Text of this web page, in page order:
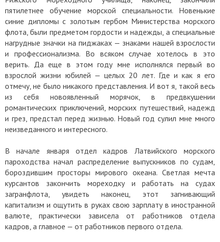
пятилетнее обучение морской специальности. Новенькие
синие дипломы с золотым гербом Министерства морского
флота, были предметом гордости и надежды, а специальные
нагрудные значки на пиджаках — знаками нашей взрослости
и профессионализма. Во всяком случае хотелось в это
верить. Да еще в этом году мне исполнялся первый во
взрослой жизни юбилей — целых 20 лет. Где и как я его
отмечу, не было никакого представления. И вот я, такой весь
из себя новоявленный морячок, в предвкушении
романтических приключений, морских путешествий, надежд
и грез, предстал перед жизнью. Новый год сулил мне много
неизведанного и интересного.
В начале января отдел кадров Латвийского морского
пароходства начал распределение выпускников по судам,
бороздившим просторы мирового океана. Светлая мечта
курсантов закончить мореходку и работать на судах
загранфлота, увидеть наконец, этот загнивающий
капитализм и ощутить в руках свою зарплату в иностранной
валюте, практически зависела от работников отдела
кадров, а главное — от работников первого отдела.